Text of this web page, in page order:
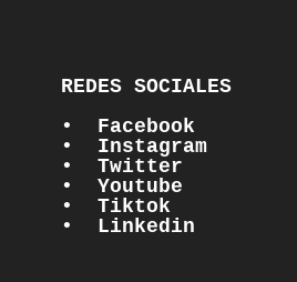
REDES SOCIALES
•  Facebook
•  Instagram
•  Twitter
•  Youtube
•  Tiktok
•  Linkedin